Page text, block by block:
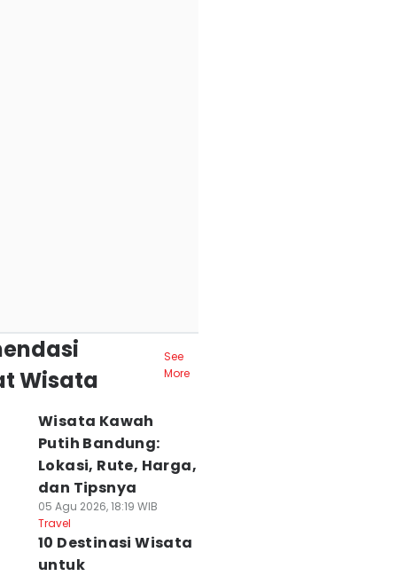
Wisata
See
More
Wisata Kawah
Putih Bandung:
Lokasi, Rute, Harga,
dan Tipsnya
05 Agu 2026, 18:19 WIB
Travel
10 Destinasi Wisata
untuk